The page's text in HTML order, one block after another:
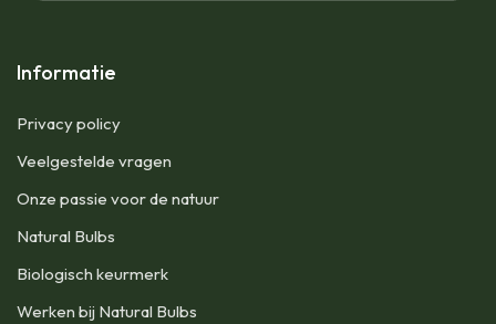
Informatie
Privacy policy
Veelgestelde vragen
Onze passie voor de natuur
Natural Bulbs
Biologisch keurmerk
Werken bij Natural Bulbs